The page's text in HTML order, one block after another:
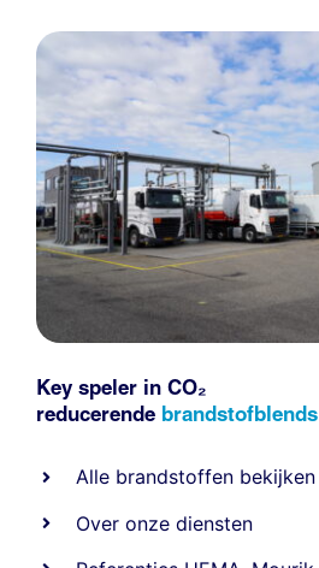
Key speler in CO₂
reducerende brandstofblends
Alle brandstoffen bekijken
Over onze diensten